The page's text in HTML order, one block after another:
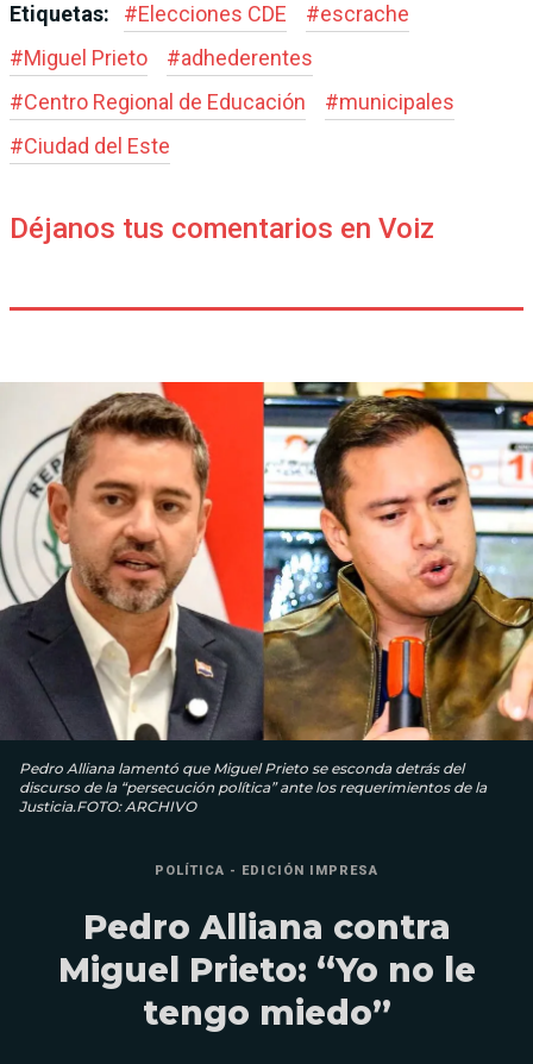
Etiquetas: #Elecciones CDE #escrache
#Miguel Prieto #adhederentes
#Centro Regional de Educación #municipales
#Ciudad del Este
Déjanos tus comentarios en Voiz
Pedro Alliana lamentó que Miguel Prieto se esconda detrás del
discurso de la “persecución política” ante los requerimientos de la
Justicia.FOTO: ARCHIVO
POLÍTICA - EDICIÓN IMPRESA
Pedro Alliana contra
Miguel Prieto: “Yo no le
tengo miedo”